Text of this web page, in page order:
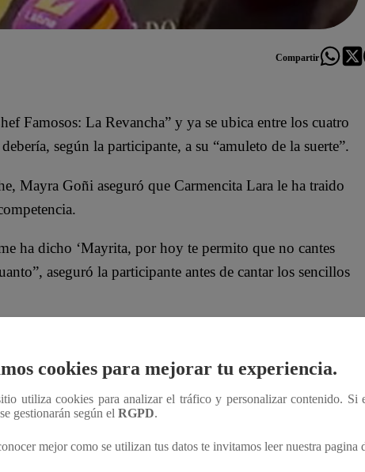
Compartir
Famosos: La Revancha” y ya se ubica entre los cuatro
según la participante, a su “amuleto de la suerte”.
Mayra Goñi aseguró que Carmencita Lara le ha traido
ha dicho ‘Mayrita, por hoy te permito que no cantes
aseguró la participante antes de cantar los sencillos
No puedo dejar de cantarte porque tú eres mi amuleto
de “El Gran Chef Famosos: La Revancha”. Mónica
en la cocina por conseguir un cupo en la gran final,
cookies para mejorar tu experiencia.
utiliza cookies para analizar el tráfico y personalizar contenido. Si
gestionarán según el RGPD.
mejor como se utilizan tus datos te invitamos leer nuestra pagina